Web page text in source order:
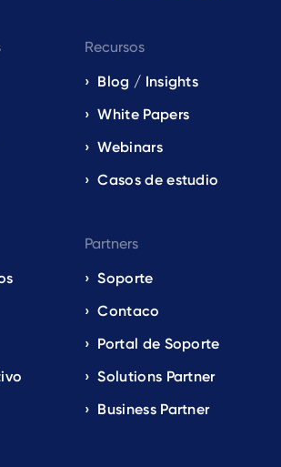
Recursos
Blog / Insights
White Papers
Webinars
Casos de estudio
Partners
Soporte
Contaco
Portal de Soporte
Solutions Partner
Business Partner